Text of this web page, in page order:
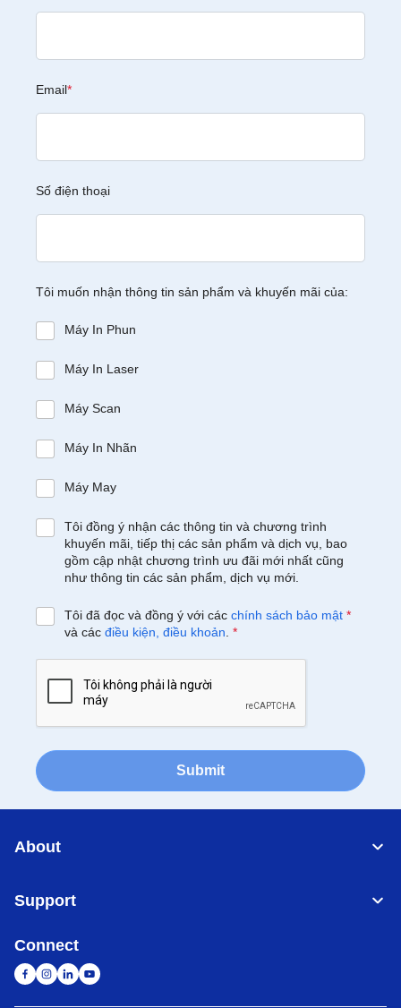
Email*
Số điện thoại
Tôi muốn nhận thông tin sản phẩm và khuyến mãi của:
Máy In Phun
Máy In Laser
Máy Scan
Máy In Nhãn
Máy May
Tôi đồng ý nhận các thông tin và chương trình
khuyến mãi, tiếp thị các sản phẩm và dịch vụ, bao
gồm cập nhật chương trình ưu đãi mới nhất cũng
như thông tin các sản phẩm, dịch vụ mới.
Tôi đã đọc và đồng ý với các chính sách bảo mật *
và các điều kiện, điều khoản *
Submit
About
Support
Connect